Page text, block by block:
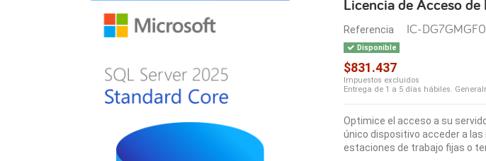
Licencia de Acceso
Referencia IC-
Disponible
$831.437
Impuestos excluidos
Entrega de 1 a 5 días hábiles.
Optimice el acceso a su
único dispositivo acceder a las
estaciones de trabajo fijas o